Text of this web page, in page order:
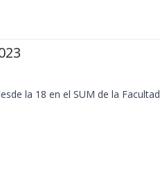
la 18 en el SUM de la Facultad